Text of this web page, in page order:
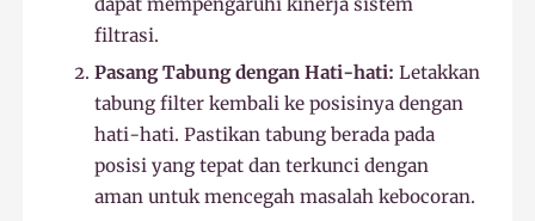
filtrasi.
Pasang Tabung dengan Hati-hati: Letakkan
tabung filter kembali ke posisinya dengan
hati-hati. Pastikan tabung berada pada
posisi yang tepat dan terkunci dengan
aman untuk mencegah masalah kebocoran.